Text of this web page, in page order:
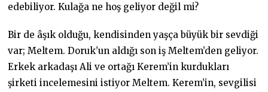
edebiliyor. Kulağa ne hoş geliyor değil mi?
Bir de âşık olduğu, kendisinden yaşça büyük bir sevdiği
var; Meltem. Doruk’un aldığı son iş Meltem’den geliyor.
Erkek arkadaşı Ali ve ortağı Kerem’in kurdukları
şirketi incelemesini istiyor Meltem. Kerem’in, sevgilisi